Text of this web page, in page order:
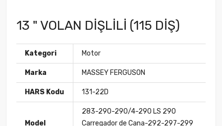
13 " VOLAN DİŞLİLİ (115 DİŞ)
Kategori Motor
Marka MASSEY FERGUSON
HARS Kodu 131-22D
Model
283-290-290/4-290 LS 290
Carregador de Cana-292-297-299